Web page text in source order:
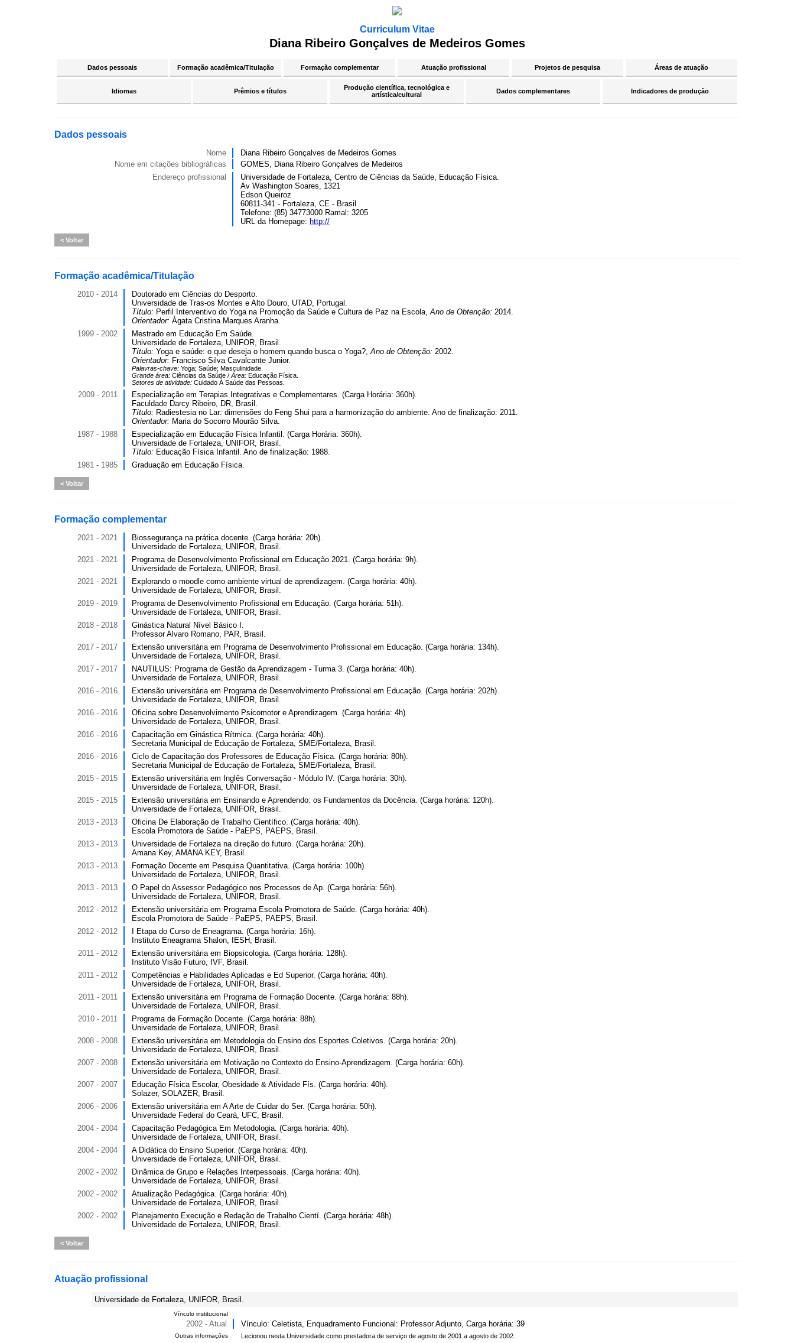
Curriculum Vitae
Diana Ribeiro Gonçalves de Medeiros Gomes
Dados pessoais Formação acadêmica/Titulação Formação complementar Atuação profissional Projetos de pesquisa Áreas de atuação
Idiomas Prêmios e títulos
Produção científica, tecnológica e
artística/cultural
Dados complementares Indicadores de produção
Dados pessoais
Nome
Diana Ribeiro Gonçalves de Medeiros Gomes
Nome em citações bibliográficas
GOMES, Diana Ribeiro Gonçalves de Medeiros
Endereço profissional
Universidade de Fortaleza, Centro de Ciências da Saúde, Educação Física.
Av Washington Soares, 1321
Edson Queiroz
60811-341 - Fortaleza, CE - Brasil
Telefone: (85) 34773000 Ramal: 3205
URL da Homepage: http://
Voltar
Formação acadêmica/Titulação
2010 - 2014
Doutorado em Ciências do Desporto.
Universidade de Tras-os Montes e Alto Douro, UTAD, Portugal.
Título: Perfil Interventivo do Yoga na Promoção da Saúde e Cultura de Paz na Escola,Ano de Obtenção: 2014.
Orientador: Ágata Cristina Marques Aranha.
1999 - 2002
Mestrado em Educação Em Saúde.
Universidade de Fortaleza, UNIFOR, Brasil.
Título: Yoga e saúde: o que deseja o homem quando busca o Yoga?,Ano de Obtenção: 2002.
Orientador: Francisco Silva Cavalcante Junior.
Palavras-chave: Yoga; Saúde; Masculinidade.
Grande área: Ciências da Saúde / Área: Educação Física.
Setores de atividade: Cuidado À Saúde das Pessoas.
2009 - 2011
Especialização em Terapias Integrativas e Complementares. (Carga Horária: 360h).
Faculdade Darcy Ribeiro, DR, Brasil.
Título: Radiestesia no Lar: dimensões do Feng Shui para a harmonização do ambiente. Ano de finalização: 2011.
Orientador: Maria do Socorro Mourão Silva.
1987 - 1988
Especialização em Educação Física Infantil. (Carga Horária: 360h).
Universidade de Fortaleza, UNIFOR, Brasil.
Título: Educação Física Infantil. Ano de finalização: 1988.
1981 - 1985
Graduação em Educação Física.
Voltar
Formação complementar
2021 - 2021
Biossegurança na prática docente. (Carga horária: 20h).
Universidade de Fortaleza, UNIFOR, Brasil.
2021 - 2021
Programa de Desenvolvimento Profissional em Educação 2021. (Carga horária: 9h).
Universidade de Fortaleza, UNIFOR, Brasil.
2021 - 2021
Explorando o moodle como ambiente virtual de aprendizagem. (Carga horária: 40h).
Universidade de Fortaleza, UNIFOR, Brasil.
2019 - 2019
Programa de Desenvolvimento Profissional em Educação. (Carga horária: 51h).
Universidade de Fortaleza, UNIFOR, Brasil.
2018 - 2018
Ginástica Natural Nível Básico I.
Professor Alvaro Romano, PAR, Brasil.
2017 - 2017
Extensão universitária em Programa de Desenvolvimento Profissional em Educação. (Carga horária: 134h).
Universidade de Fortaleza, UNIFOR, Brasil.
2017 - 2017
NAUTILUS: Programa de Gestão da Aprendizagem - Turma 3. (Carga horária: 40h).
Universidade de Fortaleza, UNIFOR, Brasil.
2016 - 2016
Extensão universitária em Programa de Desenvolvimento Profissional em Educação. (Carga horária: 202h).
Universidade de Fortaleza, UNIFOR, Brasil.
2016 - 2016
Oficina sobre Desenvolvimento Psicomotor e Aprendizagem. (Carga horária: 4h).
Universidade de Fortaleza, UNIFOR, Brasil.
2016 - 2016
Capacitação em Ginástica Rítmica. (Carga horária: 40h).
Secretaria Municipal de Educação de Fortaleza, SME/Fortaleza, Brasil.
2016 - 2016
Ciclo de Capacitação dos Professores de Educação Física. (Carga horária: 80h).
Secretaria Municipal de Educação de Fortaleza, SME/Fortaleza, Brasil.
2015 - 2015
Extensão universitária em Inglês Conversação - Módulo IV. (Carga horária: 30h).
Universidade de Fortaleza, UNIFOR, Brasil.
2015 - 2015
Extensão universitária em Ensinando e Aprendendo: os Fundamentos da Docência. (Carga horária: 120h).
Universidade de Fortaleza, UNIFOR, Brasil.
2013 - 2013
Oficina De Elaboração de Trabalho Científico. (Carga horária: 40h).
Escola Promotora de Saúde - PaEPS, PAEPS, Brasil.
2013 - 2013
Universidade de Fortaleza na direção do futuro. (Carga horária: 20h).
Amana Key, AMANA KEY, Brasil.
2013 - 2013
Formação Docente em Pesquisa Quantitativa. (Carga horária: 100h).
Universidade de Fortaleza, UNIFOR, Brasil.
2013 - 2013
O Papel do Assessor Pedagógico nos Processos de Ap. (Carga horária: 56h).
Universidade de Fortaleza, UNIFOR, Brasil.
2012 - 2012
Extensão universitária em Programa Escola Promotora de Saúde. (Carga horária: 40h).
Escola Promotora de Saúde - PaEPS, PAEPS, Brasil.
2012 - 2012
I Etapa do Curso de Eneagrama. (Carga horária: 16h).
Instituto Eneagrama Shalon, IESH, Brasil.
2011 - 2012
Extensão universitária em Biopsicologia. (Carga horária: 128h).
Instituto Visão Futuro, IVF, Brasil.
2011 - 2012
Competências e Habilidades Aplicadas e Ed Superior. (Carga horária: 40h).
Universidade de Fortaleza, UNIFOR, Brasil.
2011 - 2011
Extensão universitária em Programa de Formação Docente. (Carga horária: 88h).
Universidade de Fortaleza, UNIFOR, Brasil.
2010 - 2011
Programa de Formação Docente. (Carga horária: 88h).
Universidade de Fortaleza, UNIFOR, Brasil.
2008 - 2008
Extensão universitária em Metodologia do Ensino dos Esportes Coletivos. (Carga horária: 20h).
Universidade de Fortaleza, UNIFOR, Brasil.
2007 - 2008
Extensão universitária em Motivação no Contexto do Ensino-Aprendizagem. (Carga horária: 60h).
Universidade de Fortaleza, UNIFOR, Brasil.
2007 - 2007
Educação Física Escolar, Obesidade & Atividade Fís. (Carga horária: 40h).
Solazer, SOLAZER, Brasil.
2006 - 2006
Extensão universitária em A Arte de Cuidar do Ser. (Carga horária: 50h).
Universidade Federal do Ceará, UFC, Brasil.
2004 - 2004
Capacitação Pedagógica Em Metodologia. (Carga horária: 40h).
Universidade de Fortaleza, UNIFOR, Brasil.
2004 - 2004
A Didática do Ensino Superior. (Carga horária: 40h).
Universidade de Fortaleza, UNIFOR, Brasil.
2002 - 2002
Dinâmica de Grupo e Relações Interpessoais. (Carga horária: 40h).
Universidade de Fortaleza, UNIFOR, Brasil.
2002 - 2002
Atualização Pedagógica. (Carga horária: 40h).
Universidade de Fortaleza, UNIFOR, Brasil.
2002 - 2002
Planejamento Execução e Redação de Trabalho Cientí. (Carga horária: 48h).
Universidade de Fortaleza, UNIFOR, Brasil.
Voltar
Atuação profissional
Universidade de Fortaleza, UNIFOR, Brasil.
Vínculo institucional
2002 - Atual Vínculo: Celetista, Enquadramento Funcional: Professor Adjunto, Carga horária: 39
Outras informações Lecionou nesta Universidade como prestadora de serviço de agosto de 2001 a agosto de 2002.